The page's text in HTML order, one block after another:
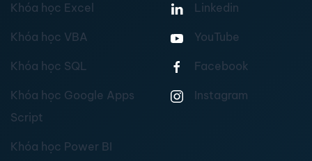
Khóa học Excel
Khóa học VBA
Khóa học SQL
Khóa học Google Apps
Script
Khóa học Power BI
Linkedin
YouTube
Facebook
Instagram